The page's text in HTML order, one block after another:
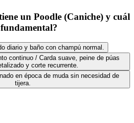
un Poodle (Caniche) y cuál
diario y baño con champú normal.
continuo / Carda suave, peine de púas
y corte recurrente.
en época de muda sin necesidad de
tijera.